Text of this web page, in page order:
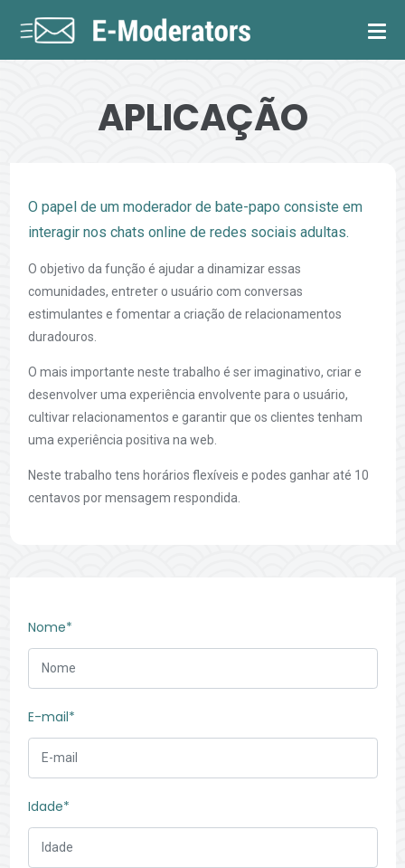
APLICAÇÃO
O papel de um moderador de bate-papo consiste em
interagir nos chats online de redes sociais adultas.
O objetivo da função é ajudar a dinamizar essas
comunidades, entreter o usuário com conversas
estimulantes e fomentar a criação de relacionamentos
duradouros.
O mais importante neste trabalho é ser imaginativo, criar e
desenvolver uma experiência envolvente para o usuário,
cultivar relacionamentos e garantir que os clientes tenham
uma experiência positiva na web.
Neste trabalho tens horários flexíveis e podes ganhar até 10
centavos por mensagem respondida.
Nome*
E-mail*
Idade*